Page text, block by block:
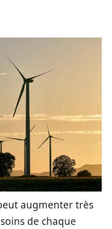
augmenter très
de chaque